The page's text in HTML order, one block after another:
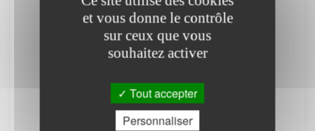
- Soit en se rendant à la Mairie avec les pieces
- Soit en ligne Inscription en ligne sur les listes
PIECES à FOURNIR ?
- Formulaire de demande
- Carte d'identité ou passeport valide
et vous donne le contrôle
sur ceux que vous
souhaitez activer
Tout accepter
Personnaliser